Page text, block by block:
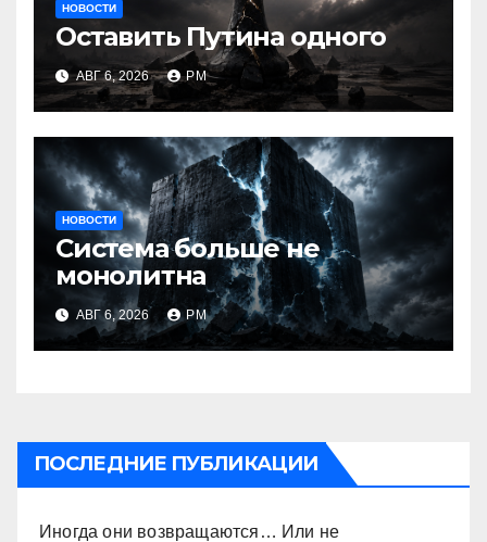
НОВОСТИ
Оставить Путина одного
АВГ 6, 2026 РМ
НОВОСТИ
Система больше не
монолитна
АВГ 6, 2026 РМ
ПОСЛЕДНИЕ ПУБЛИКАЦИИ
Иногда они возвращаются… Или не